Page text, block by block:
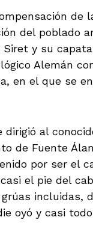
del poblado
y su
Alemán
en el que se
dirigió al
de Fuente
por ser el
el pie del
incluidas,
oyó y casi